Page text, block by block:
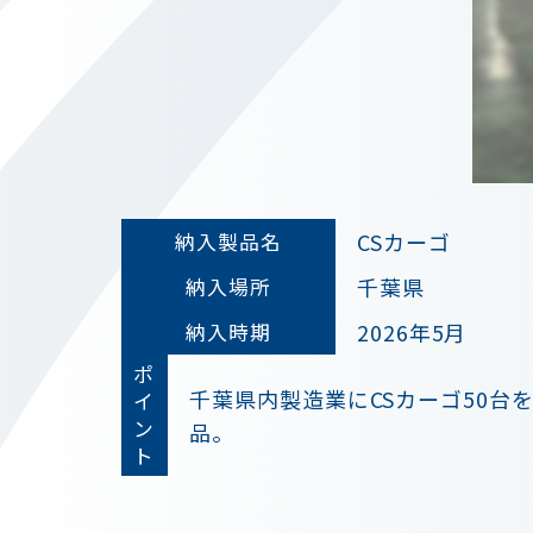
納入製品名 CSカーゴ
納入場所 千葉県
納入時期 2026年5月
ポ
イ
ン
ト
千葉県内製造業にCSカーゴ50台